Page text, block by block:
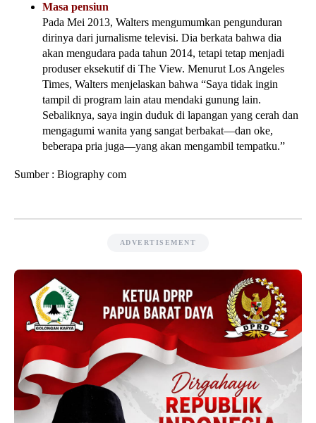
Masa pensiun
Pada Mei 2013, Walters mengumumkan pengunduran
dirinya dari jurnalisme televisi. Dia berkata bahwa dia
akan mengudara pada tahun 2014, tetapi tetap menjadi
produser eksekutif di The View. Menurut Los Angeles
Times, Walters menjelaskan bahwa “Saya tidak ingin
tampil di program lain atau mendaki gunung lain.
Sebaliknya, saya ingin duduk di lapangan yang cerah dan
mengagumi wanita yang sangat berbakat—dan oke,
beberapa pria juga—yang akan mengambil tempatku.”
Sumber : Biography com
ADVERTISEMENT